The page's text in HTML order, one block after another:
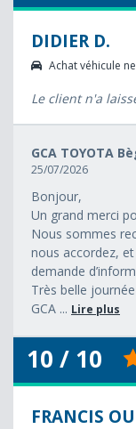
DIDIER D.
Achat véhicule
Le client n'a
GCA TOYOTA
25/07/2026
Bonjour,
Un grand merci
Nous sommes
nous accordez,
demande
Très belle
GCA ... Lire plus
10 / 10
FRANCIS